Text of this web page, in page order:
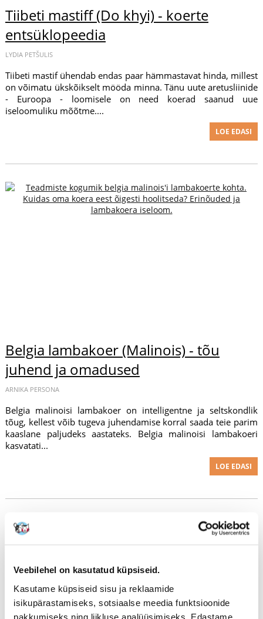
Veebilehel on kasutatud küpsiseid.
Kasutame küpsiseid sisu ja reklaamide
isikupärastamiseks, sotsiaalse meedia funktsioonide
pakkumiseks ning liikluse analüüsimiseks. Edastame
Tiibeti mastiff (Do khyi) - koerte
entsüklopeedia
LYDIA PETŠULIS
Tiibeti mastif ühendab endas paar hämmastavat hinda, millest
on võimatu ükskõikselt mööda minna. Tänu uute aretusliinide
- Euroopa - loomisele on need koerad saanud uue
iseloomuliku mõõtme....
LOE EDASI
Belgia lambakoer (Malinois) - tõu
juhend ja omadused
ARNIKA PERSONA
Belgia malinoisi lambakoer on intelligentne ja seltskondlik
tõug, kellest võib tugeva juhendamise korral saada teie parim
kaaslane paljudeks aastateks. Belgia malinoisi lambakoeri
kasvatati...
LOE EDASI